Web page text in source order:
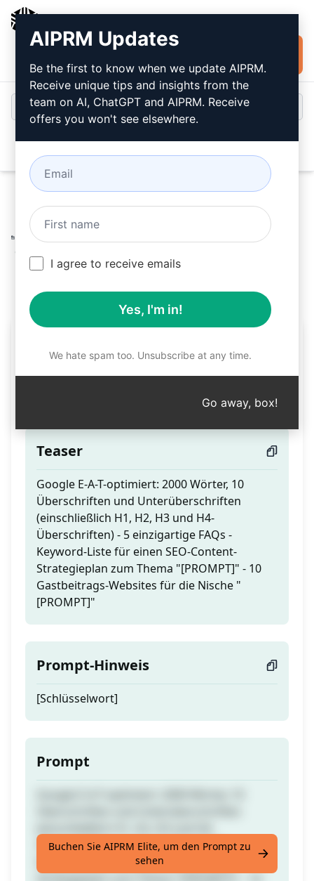
installieren
Home / AI Prompts für ChatGPT
Writing
Prompts
Wie von Menschen geschrieben: 100% SEO-
optimiert inklusive FAQs
Serhat Demirkan
March 25, 2023
geschrieben: 100% SEO-
optimiert inklusive FAQs
Teaser
Google E-A-T-optimiert: 2000 Wörter, 10
Überschriften und Unterüberschriften
(einschließlich H1, H2, H3 und H4-
Überschriften) - 5 einzigartige FAQs -
Keyword-Liste für einen SEO-Content-
Strategieplan zum Thema "[PROMPT]" - 10
Gastbeitrags-Websites für die Nische "
[PROMPT]"
Prompt-Hinweis
[Schlüsselwort]
Prompt
Überschriften) - 5 einzigartige FAQs -
Keyword-Liste für einen SEO-Content-
Buchen Sie AIPRM Elite, um den Prompt zu
sehen
AIPRM Updates
Be the first to know when we update AIPRM.
Receive unique tips and insights from the
team on AI, ChatGPT and AIPRM. Receive
offers you won't see elsewhere.
I agree to receive emails
Yes, I'm in!
We hate spam too. Unsubscribe at any time.
Go away, box!